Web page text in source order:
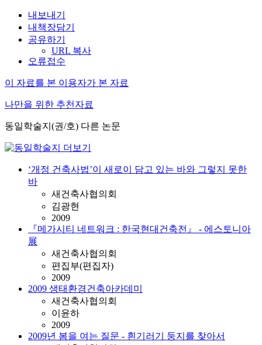
내보내기
내책장담기
공유하기
URL 복사
오류접수
이 자료를 본 이용자가 본 자료
나만을 위한 추천자료
동일학술지(권/호) 다른 논문
‘개정 건축사법’이 새로이 담고 있는 바와 그렇지 못한
바
새건축사협의회
김광현
2009
『메가시티 네트워크 : 한국현대건축전』 - 에스토니아
展
새건축사협의회
편집부(편집자)
2009
2009 생태환경건축아카데미
새건축사협의회
이윤하
2009
2009년 봄을 여는 질문 - 흰기러기 둥지를 찾아서